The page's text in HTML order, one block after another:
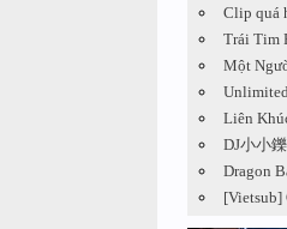
Clip quá
Trái Tim
Một
Liên
DJ小小
Dragon
[Vietsub]